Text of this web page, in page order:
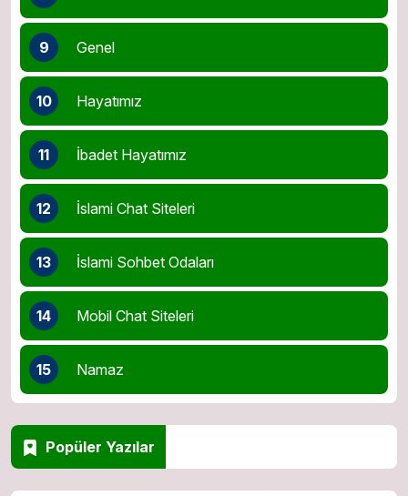
9 Genel
10 Hayatımız
11 İbadet Hayatımız
12 İslami Chat Siteleri
13 İslami Sohbet Odaları
14 Mobil Chat Siteleri
15 Namaz
Popüler Yazılar